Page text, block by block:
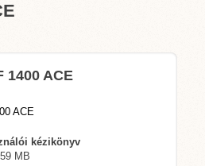
1400 ACE
ACE
kézikönyv
MB